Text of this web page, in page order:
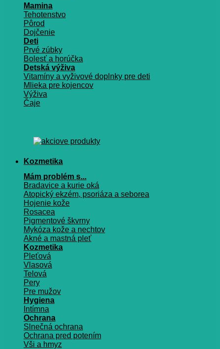
Mamina
Tehotenstvo
Pôrod
Dojčenie
Deti
Prvé zúbky
Bolesť a horúčka
Detská výživa
Vitamíny a vyživové doplnky pre deti
Mlieka pre kojencov
Výživa
Čaje
Kozmetika
Mám problém s...
Bradavice a kurie oká
Atopický ekzém, psoriáza a seborea
Hojenie kože
Rosacea
Pigmentové škvrny
Mykóza kože a nechtov
Akné a mastná pleť
Kozmetika
Pleťová
Vlasová
Telová
Pery
Pre mužov
Hygiena
Intímna
Ochrana
Slnečná ochrana
Ochrana pred potením
Vši a hmyz